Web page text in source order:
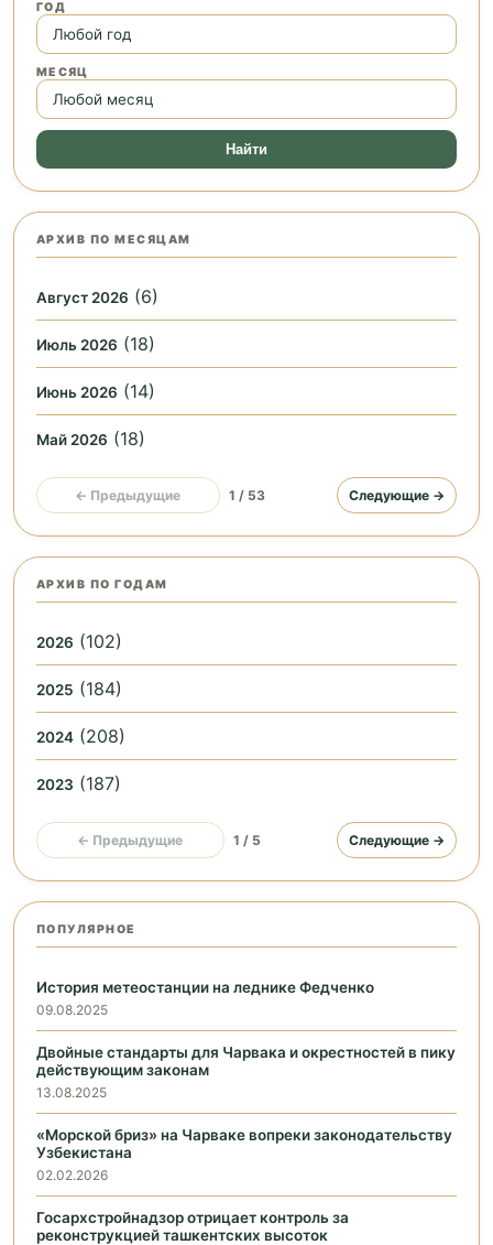
ГОД
МЕСЯЦ
Найти
АРХИВ ПО МЕСЯЦАМ
Август 2026 (6)
Июль 2026 (18)
Июнь 2026 (14)
Май 2026 (18)
← Предыдущие 1 / 53 Следующие →
АРХИВ ПО ГОДАМ
2026 (102)
2025 (184)
2024 (208)
2023 (187)
← Предыдущие 1 / 5 Следующие →
ПОПУЛЯРНОЕ
История метеостанции на леднике Федченко
09.08.2025
Двойные стандарты для Чарвака и окрестностей в пику
действующим законам
13.08.2025
«Морской бриз» на Чарваке вопреки законодательству
Узбекистана
02.02.2026
Госархстройнадзор отрицает контроль за
реконструкцией ташкентских высоток